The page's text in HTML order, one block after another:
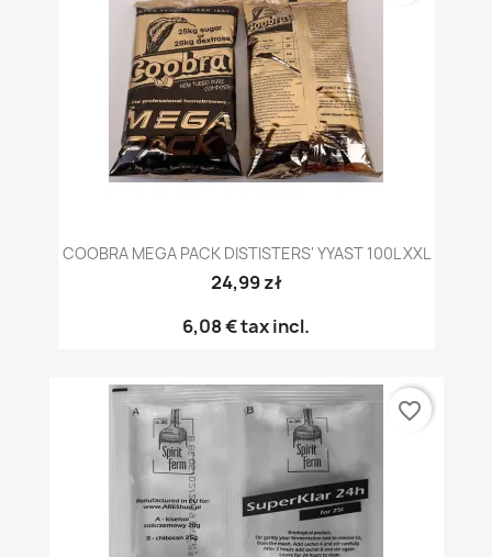
COOBRA MEGA PACK DISTISTERS' YYAST 100L XXL
24,99 zł
6,08 €tax incl.
favorite_border